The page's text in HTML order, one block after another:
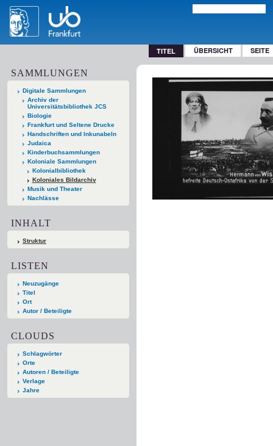
TITEL ÜBERSICHT SEITE
SAMMLUNGEN
Digitale Sammlungen
Archiv der
Universitätsbibliothek JCS
Biologie
Frankfurt und Seltene Drucke
Handschriften und Inkunabeln
Judaica
Kinderbuchsammlungen
Koloniale Sammlungen
Kolonialbibliothek
Koloniales Bildarchiv
Musik und Theater
Nachlässe
INHALT
Struktur
LISTEN
Neuzugänge
Titel
Ort
Autor / Beteiligte
CLOUDS
Schlagwörter
Orte
Autoren / Beteiligte
Verlage
Jahre